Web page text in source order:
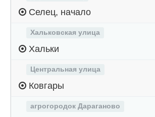
Селец, начало
Хальковская улица
Хальки
Центральная улица
Ковгары
агрогородок Дараганово